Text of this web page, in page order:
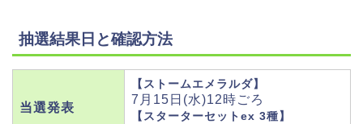
抽選結果日と確認方法
当選発表
【ストームエメラルダ】
7月15日(水)12時ごろ
【スターターセットex 3種】